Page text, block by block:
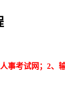
事考试网；2、